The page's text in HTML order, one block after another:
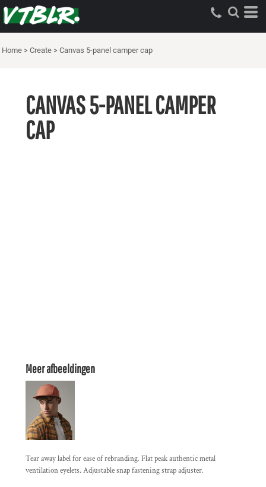
Home > Create > Canvas 5-panel camper cap
CANVAS 5-PANEL CAMPER
CAP
Meer afbeeldingen
Tear away label for ease of rebranding. Flat peak authentic metal
ventilation eyelets. Adjustable snap fastening strap adjuster.